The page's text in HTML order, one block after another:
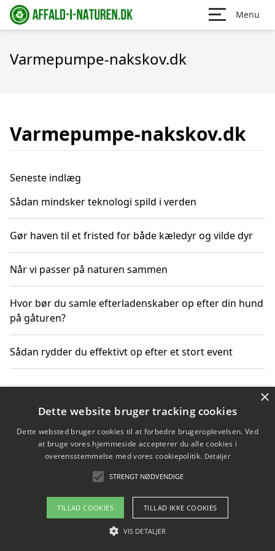
Menu
Varmepumpe-nakskov.dk
Varmepumpe-nakskov.dk
Seneste indlæg
Sådan mindsker teknologi spild i verden
Gør haven til et fristed for både kæledyr og vilde dyr
Når vi passer på naturen sammen
Hvor bør du samle efterladenskaber op efter din hund
på gåturen?
Sådan rydder du effektivt op efter et stort event
Copyright 2026 - Pilanto Aps
Om / kontakt
Blog Betingelser
×
Dette website bruger tracking cookies
Dette websted bruger cookies til at forbedre brugeroplevelsen. Ved
at bruge vores hjemmeside accepterer du alle cookies i
overensstemmelse med vores cookiepolitik. Detaljer
STRENGT NØDVENDIGE
TILLAD COOKIES TILLAD IKKE COOKIES
VIS DETALJER